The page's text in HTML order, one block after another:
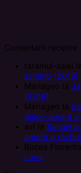
Comentarii recente
taramul-asiei
la
schimb (2019)
Mariageo la
(2019)
Mariageo la
dulce-amară
avi
la
amară a
Bocea Florenta
Love